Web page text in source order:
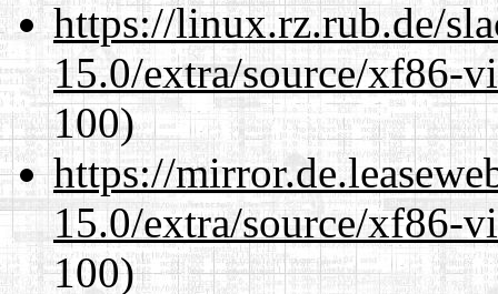
https://linux.rz.rub.de/
15.0/extra/source/xf86-
100)
https://
15.0/extra/source/xf86-
100)